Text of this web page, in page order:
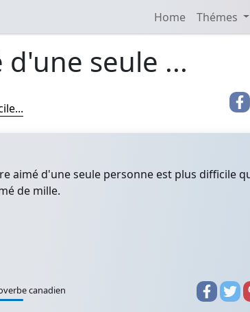
Home Thémes
d'une seule ...
aimé d'une seule personne est plus difficile
de mille.
canadien